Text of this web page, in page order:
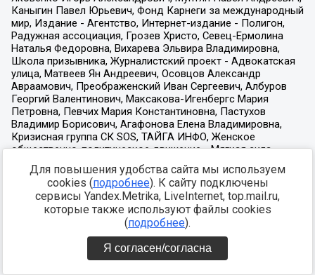
Для повышения удобства сайта мы используем
cookies (подробнее). К сайту подключены
сервисы Yandex.Metrika, LiveInternet, top.mail.ru,
которые также используют файлы cookies
(подробнее).
Я согласен/согласна